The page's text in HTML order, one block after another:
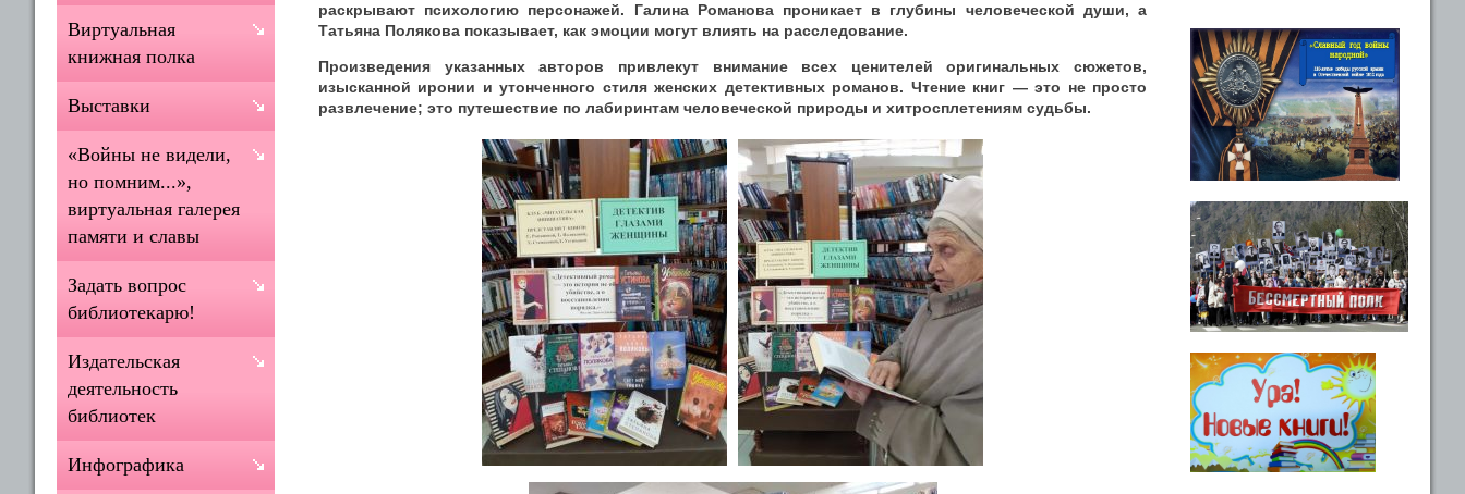
раскрывают психологию персонажей. Галина Романова проникает в глубины человеческой души, а
Татьяна Полякова показывает, как эмоции могут влиять на расследование.
Произведения указанных авторов привлекут внимание всех ценителей оригинальных сюжетов,
изысканной иронии и утонченного стиля женских детективных романов. Чтение книг — это не просто
развлечение; это путешествие по лабиринтам человеческой природы и хитросплетениям судьбы.
Виртуальная
книжная полка
Выставки
«Войны не видели,
но помним...»,
виртуальная галерея
памяти и славы
Задать вопрос
библиотекарю!
Издательская
деятельность
библиотек
Инфографика